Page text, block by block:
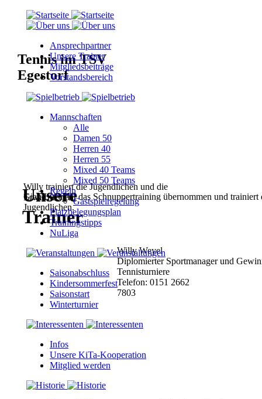
Tennis im TSV
Egestorf
Willy trainiert die Jugendlichen und die
Erwachsenen.
Gian Luca hat das Schnuppertraining übernommen und trainiert
Jugendlichen.
Unsere
Trainer
Willy Weyel
Diplomierter Sportmanager und
Tennisturniere
Telefon: 0151 2662
7803
Ansprechpartner
Unsere Trainer
Mitgliedsbeiträge
Vorstandsbereich
Mannschaften
Alle
Damen 50
Herren 40
Herren 55
Mixed 40 Teams
Mixed 50 Teams
Regeln
Gastspielregelung
Platzbelegungsplan
Trainingstipps
NuLiga
Saisonabschluss
Kindersommerfest
Saisonstart
Winterturnier
Infos
Unsere KiTa-Kooperation
Mitglied werden